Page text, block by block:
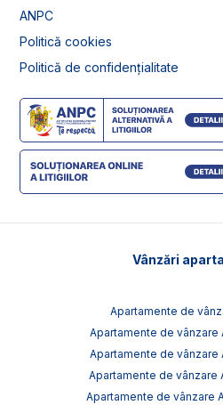
ANPC
Politică cookies
Politică de confidențialitate
Vânzări
Apartamente de
Apartamente de vânzare
Apartamente de vânzare
Apartamente de vânzare
Apartamente de vânzare